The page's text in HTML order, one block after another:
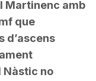
Martinenc amb
que
d’ascens
Nàstic no